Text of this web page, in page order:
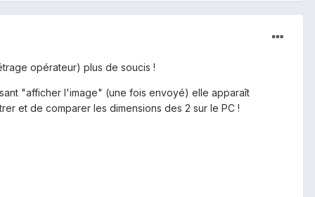
opérateur) plus de soucis !
"afficher l'image" (une fois envoyé) elle apparaît
et de comparer les dimensions des 2 sur le PC !